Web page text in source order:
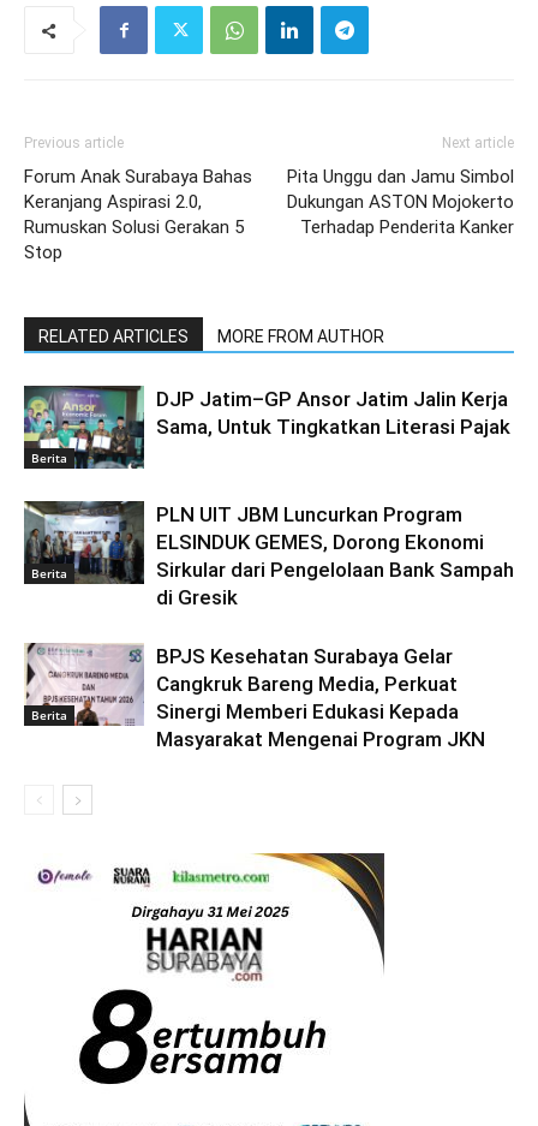
Previous article
Forum Anak Surabaya Bahas
Keranjang Aspirasi 2.0,
Rumuskan Solusi Gerakan 5
Stop
Next article
Pita Unggu dan Jamu Simbol
Dukungan ASTON Mojokerto
Terhadap Penderita Kanker
RELATED ARTICLES MORE FROM AUTHOR
Berita
DJP Jatim–GP Ansor Jatim Jalin Kerja
Sama, Untuk Tingkatkan Literasi Pajak
Berita
PLN UIT JBM Luncurkan Program
ELSINDUK GEMES, Dorong Ekonomi
Sirkular dari Pengelolaan Bank Sampah
di Gresik
Berita
BPJS Kesehatan Surabaya Gelar
Cangkruk Bareng Media, Perkuat
Sinergi Memberi Edukasi Kepada
Masyarakat Mengenai Program JKN